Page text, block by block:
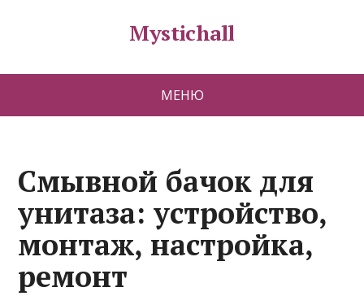
Mystichall
МЕНЮ
Смывной бачок для
унитаза: устройство,
монтаж, настройка,
ремонт